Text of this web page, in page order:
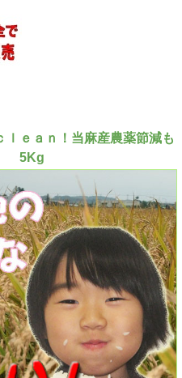
ｅａｎ！当麻産農薬節減も
5Kg